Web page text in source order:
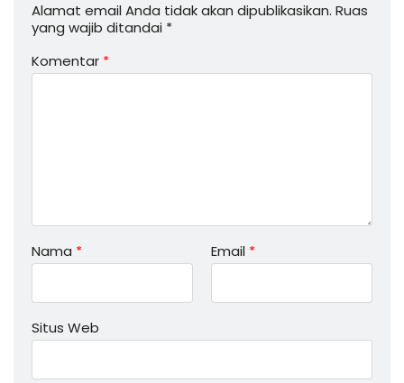
Alamat email Anda tidak akan dipublikasikan. Ruas
yang wajib ditandai *
Komentar *
Nama * Email *
Situs Web